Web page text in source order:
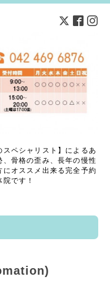
ペシャリスト】によるあ
骨格の歪み、長年の慢性
オススメ出来る完全予約
です！